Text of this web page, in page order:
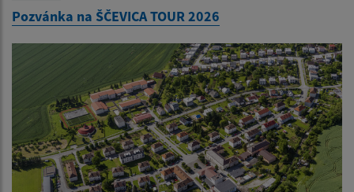
Pozvánka na ŠČEVICA TOUR 2026